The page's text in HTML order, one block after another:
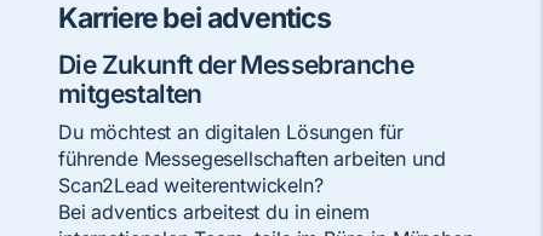
Karriere bei adventics
Die Zukunft der Messebranche
mitgestalten
Du möchtest an digitalen Lösungen für
führende Messegesellschaften arbeiten und
Scan2Lead weiterentwickeln?
Bei adventics arbeitest du in einem